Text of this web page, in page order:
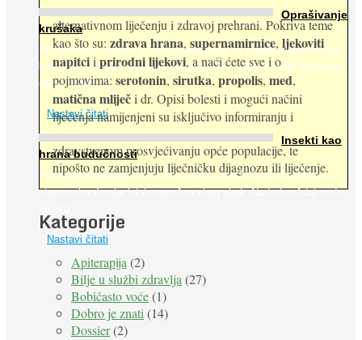
Oprašivanje
krušaka
Pri podizanju nasada kruške zanemaruje se problem oprašivanja
kukcima jer vlada uvjerenje da će krušku oprašiti pčele medarice
(Apis mellifera). ...
Nastavi čitati
Insekti kao
hrana budućnosti
Prema predviđanjima FAO-a do 2050. godine život 9 milijardi
stanovnika Zemlje bit će ugrožen zbog gladi. Nadu (možda) nude
Nastavi čitati
alternativnom liječenju i zdravoj prehrani. Pokriva teme
kao što su: zdrava hrana, supernamirnice, ljekoviti
napitciiprirodni lijekovi, a naći ćete sve i o
pojmovima: serotonin, sirutka, propolis, med,
matična mliječi dr. Opisi bolesti i mogući načini
liječenja namijenjeni su isključivo informiranju i
zdravstvenom prosvjećivanju opće populacije, te
nipošto ne zamjenjuju liječničku dijagnozu ili liječenje.
Kategorije
Apiterapija (2)
Bilje u službi zdravlja (27)
Bobičasto voće(1)
Dobro je znati (14)
Dossier(2)